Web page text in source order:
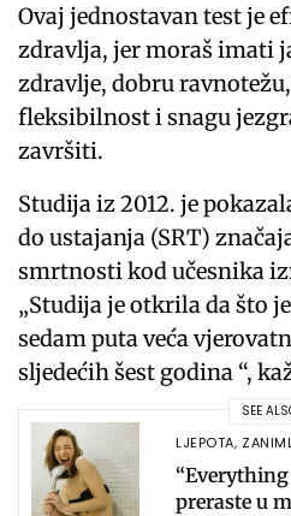
Ovaj jednostavan test je
zdravlja, jer moraš imati
zdravlje, dobru
fleksibilnost i snagu
završiti.
Studija iz 2012. je
do ustajanja (SRT)
smrtnosti kod učesnika
„Studija je otkrila da što
sedam puta veća
sljedećih šest godina “,
SEE
LJEPOTA,
preraste u